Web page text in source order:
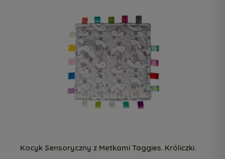
Kocyk Sensoryczny z Metkami Taggies. Króliczki.